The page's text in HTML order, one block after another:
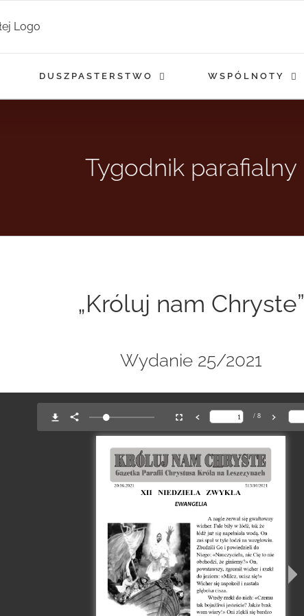
DUSZPASTERSTWO WSPÓLNOTY
Tygodnik parafialny
„Króluj nam Chryste”
Wydanie 25/2021